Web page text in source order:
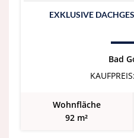
EXKLUSIVE
Bad
KAUFPREIS:
Wohnfläche
92 m²